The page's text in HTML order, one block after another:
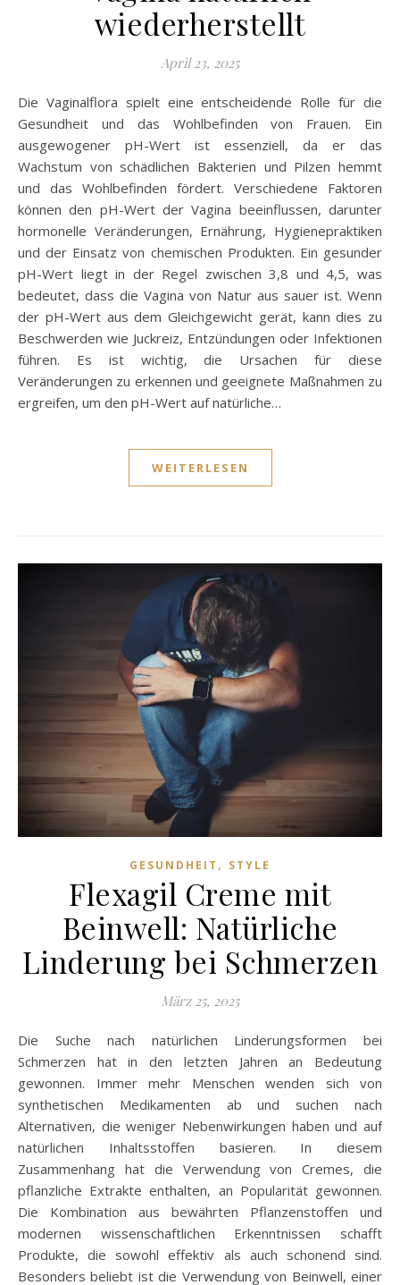
wiederherstellt
April 23, 2025
Die Vaginalflora spielt eine entscheidende Rolle für die
Gesundheit und das Wohlbefinden von Frauen. Ein
ausgewogener pH-Wert ist essenziell, da er das
Wachstum von schädlichen Bakterien und Pilzen hemmt
und das Wohlbefinden fördert. Verschiedene Faktoren
können den pH-Wert der Vagina beeinflussen, darunter
hormonelle Veränderungen, Ernährung, Hygienepraktiken
und der Einsatz von chemischen Produkten. Ein gesunder
pH-Wert liegt in der Regel zwischen 3,8 und 4,5, was
bedeutet, dass die Vagina von Natur aus sauer ist. Wenn
der pH-Wert aus dem Gleichgewicht gerät, kann dies zu
Beschwerden wie Juckreiz, Entzündungen oder Infektionen
führen. Es ist wichtig, die Ursachen für diese
Veränderungen zu erkennen und geeignete Maßnahmen zu
ergreifen, um den pH-Wert auf natürliche…
WEITERLESEN
GESUNDHEIT , STYLE
Flexagil Creme mit
Beinwell: Natürliche
Linderung bei Schmerzen
März 25, 2025
Die Suche nach natürlichen Linderungsformen bei
Schmerzen hat in den letzten Jahren an Bedeutung
gewonnen. Immer mehr Menschen wenden sich von
synthetischen Medikamenten ab und suchen nach
Alternativen, die weniger Nebenwirkungen haben und auf
natürlichen Inhaltsstoffen basieren. In diesem
Zusammenhang hat die Verwendung von Cremes, die
pflanzliche Extrakte enthalten, an Popularität gewonnen.
Die Kombination aus bewährten Pflanzenstoffen und
modernen wissenschaftlichen Erkenntnissen schafft
Produkte, die sowohl effektiv als auch schonend sind.
Besonders beliebt ist die Verwendung von Beinwell, einer